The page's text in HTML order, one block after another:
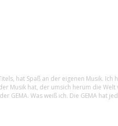
hat Spaß an der eigenen Musik. Ich
Musik hat, der umsich herum die
GEMA. Was weiß ich. Die GEMA hat